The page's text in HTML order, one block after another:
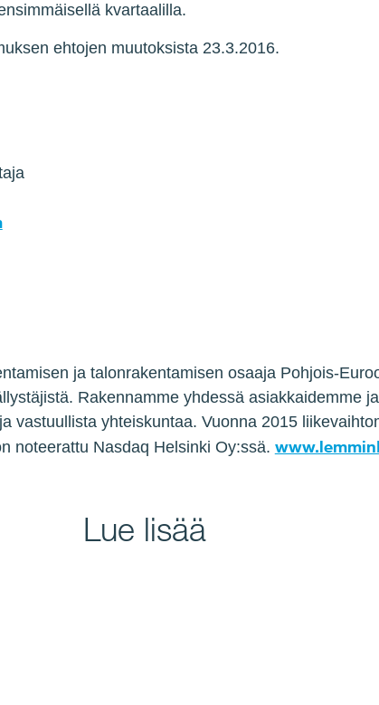
kvartaalilla.
ehtojen muutoksista 23.3.2016.
ja talonrakentamisen osaaja Pohjois-
Rakennamme yhdessä asiakkaidemme
vastuullista yhteiskuntaa. Vuonna 2015
noteerattu Nasdaq Helsinki Oy:ssä.
Lue lisää